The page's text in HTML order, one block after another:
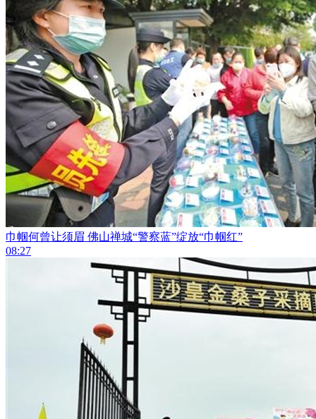
巾帼何曾让须眉 佛山禅城“警察蓝”绽放“巾帼红”
08:27